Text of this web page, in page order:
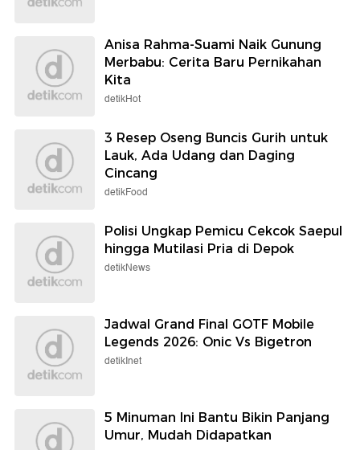
Anisa Rahma-Suami Naik Gunung
Merbabu: Cerita Baru Pernikahan
Kita
detikHot
3 Resep Oseng Buncis Gurih untuk
Lauk, Ada Udang dan Daging
Cincang
detikFood
Polisi Ungkap Pemicu Cekcok Saepul
hingga Mutilasi Pria di Depok
detikNews
Jadwal Grand Final GOTF Mobile
Legends 2026: Onic Vs Bigetron
detikInet
5 Minuman Ini Bantu Bikin Panjang
Umur, Mudah Didapatkan